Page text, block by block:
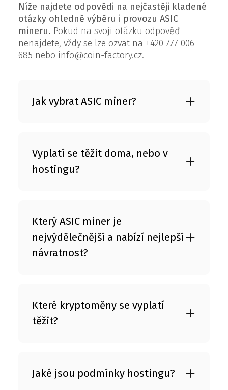
Níže najdete odpovědi na nejčastěji kladené
otázky ohledně výběru i provozu ASIC
mineru. Pokud na svoji otázku odpověď
nenajdete, vždy se lze ozvat na +420 777 006
685 nebo info@coin-factory.cz.
Jak vybrat ASIC miner?
Vyplatí se těžit doma, nebo v
hostingu?
Který ASIC miner je
nejvýdělečnější a nabízí nejlepší
návratnost?
Které kryptoměny se vyplatí
těžit?
Jaké jsou podmínky hostingu?